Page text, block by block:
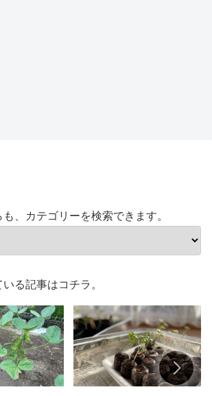
、カテゴリーを検索できます。
る記事はコチラ。